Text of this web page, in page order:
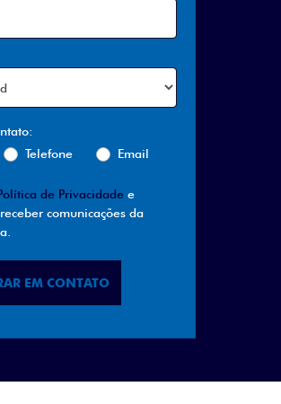
Telefone Email
de Privacidade e
comunicações da
EM CONTATO